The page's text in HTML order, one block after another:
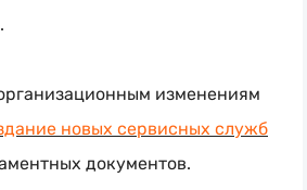
изменениям
новых сервисных служб
документов.